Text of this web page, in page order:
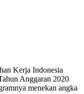
Kerja Indonesia
Anggaran 2020
menekan angka